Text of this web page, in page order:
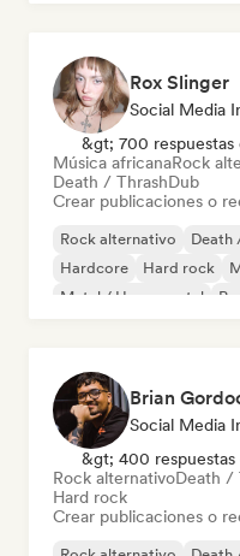
Rox Slinger
Social Media
&gt; 700 respuestas
Música africanaRock
Death / ThrashDub
Crear publicaciones o
Rock alternativo Death
Hardcore
Hard rock
Metal / Heavy metal
Brian
Social Media
&gt; 400 respuestas
Rock alternativoDeath /
Hard rock
Crear publicaciones o